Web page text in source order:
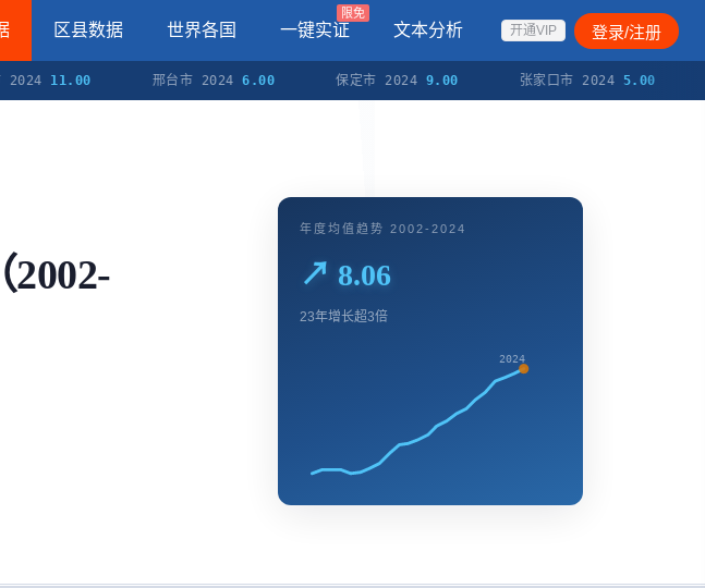
区县数据 世界各国 一键实证
限免
文本分析 开通VIP 登录/注册
11.00 邢台市 2024 6.00 保定市 2024 9.00 张家口市 2024 5.00
年度均值趋势 2002-2024
↗ 8.06
23年增长超3倍
2024